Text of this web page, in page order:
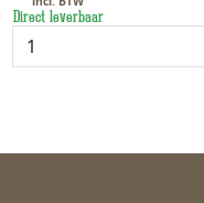
Direct leverbaar